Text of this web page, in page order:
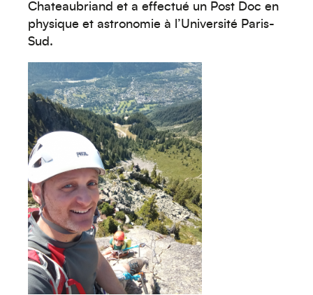
Chateaubriand et a effectué un Post Doc en
physique et astronomie à l’Université Paris-
Sud.